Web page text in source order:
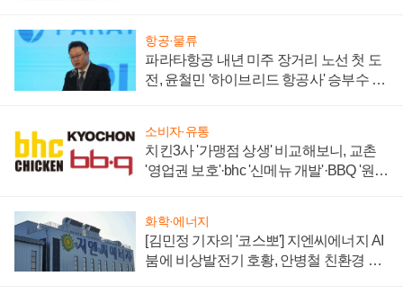
항공·물류
파라타항공 내년 미주 장거리 노선 첫 도
전, 윤철민 '하이브리드 항공사' 승부수 통
소비자·유통
치킨3사 '가맹점 상생' 비교해보니, 교촌
'영업권 보호'·bhc '신메뉴 개발'·BBQ '원가
화학·에너지
[김민정 기자의 '코스뽀'] 지엔씨에너지 AI
붐에 비상발전기 호황, 안병철 친환경 에